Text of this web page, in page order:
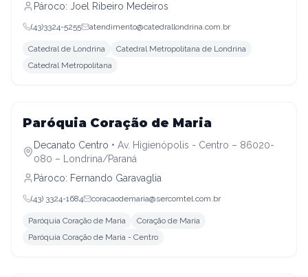
Pároco: Joel Ribeiro Medeiros
(43)3324-5255 atendimento@catedrallondrina.com.br
Catedral de Londrina
Catedral Metropolitana de Londrina
Catedral Metropolitana
Decanato Centro
Paróquia Coração de Maria
Decanato Centro • Av. Higienópolis - Centro – 86020-
080 – Londrina/Paraná
Pároco: Fernando Garavaglia
(43) 3324-1684 coracaodemaria@sercomtel.com.br
Paróquia Coração de Maria
Coração de Maria
Paróquia Coração de Maria - Centro